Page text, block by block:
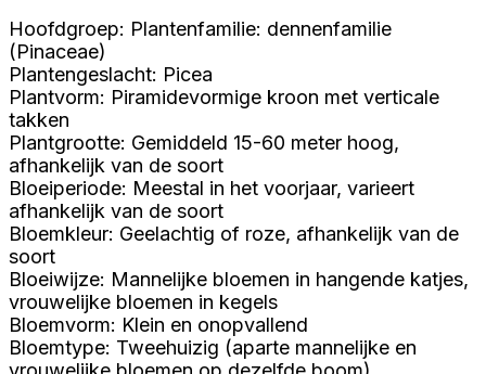
Hoofdgroep: Plantenfamilie: dennenfamilie
(Pinaceae)
Plantengeslacht: Picea
Plantvorm: Piramidevormige kroon met verticale
takken
Plantgrootte: Gemiddeld 15-60 meter hoog,
afhankelijk van de soort
Bloeiperiode: Meestal in het voorjaar, varieert
afhankelijk van de soort
Bloemkleur: Geelachtig of roze, afhankelijk van de
soort
Bloeiwijze: Mannelijke bloemen in hangende katjes,
vrouwelijke bloemen in kegels
Bloemvorm: Klein en onopvallend
Bloemtype: Tweehuizig (aparte mannelijke en